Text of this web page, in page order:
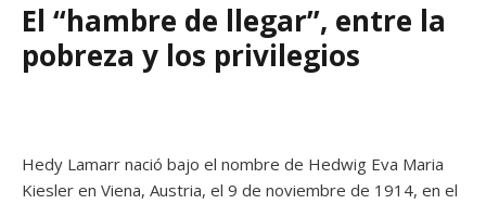
El “hambre de llegar”, entre la
pobreza y los privilegios
Hedy Lamarr nació bajo el nombre de Hedwig Eva Maria
Kiesler en Viena, Austria, el 9 de noviembre de 1914, en el